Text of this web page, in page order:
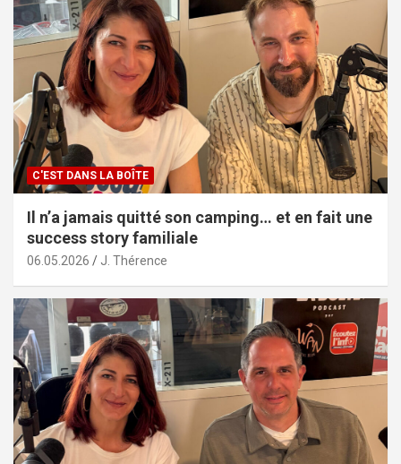
C'EST DANS LA BOÎTE
Il n’a jamais quitté son camping… et en fait une
success story familiale
06.05.2026 J. Thérence